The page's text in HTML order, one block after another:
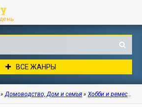
ВСЕ ЖАНРЫ
»Домоводство, Дом и семья » Хобби и ремесла